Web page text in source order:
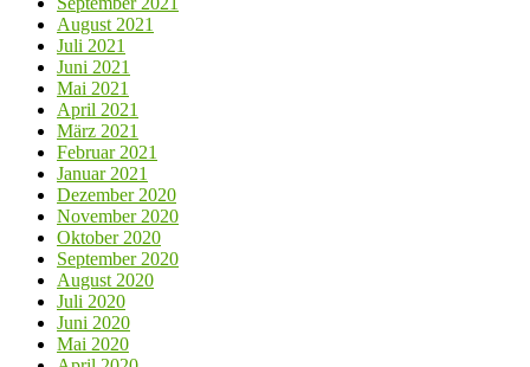
August 2021
Juli 2021
Juni 2021
Mai 2021
April 2021
März 2021
Februar 2021
Januar 2021
Dezember 2020
November 2020
Oktober 2020
September 2020
August 2020
Juli 2020
Juni 2020
Mai 2020